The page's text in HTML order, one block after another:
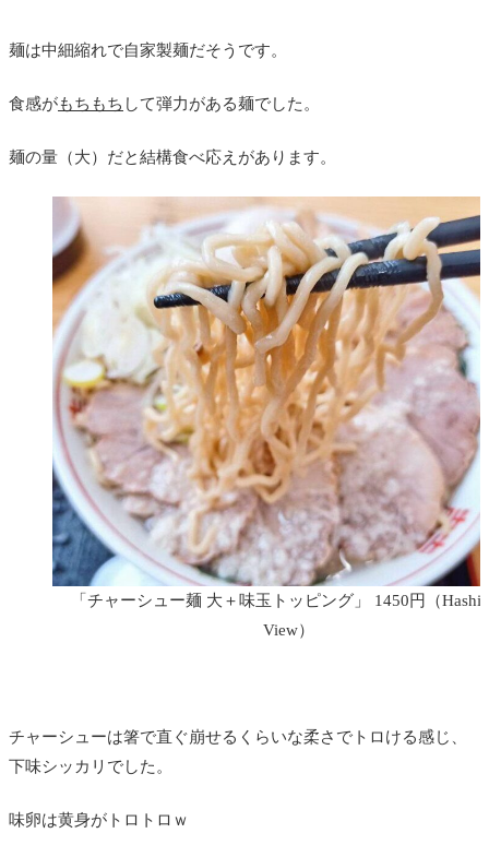
麺は中細縮れで自家製麺だそうです。
食感がもちもち して弾力がある麺でした。
麺の量（大）だと結構食べ応えがあります。
「チャーシュー麺 大＋味玉トッピング」 1450円
（
View）
チャーシューは箸で直ぐ崩せるくらいな柔さでトロける感じ、
下味シッカリでした。
味卵は黄身がトロトロｗ